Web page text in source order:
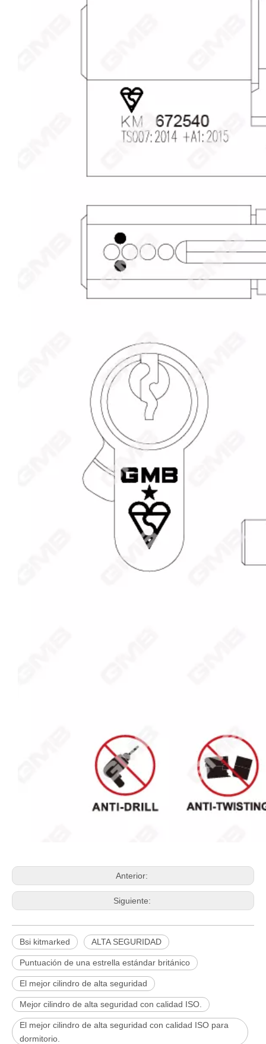
Anterior:
Siguiente:
Bsi kitmarked ALTA SEGURIDAD
Puntuación de una estrella estándar británico
El mejor cilindro de alta seguridad
Mejor cilindro de alta seguridad con calidad ISO.
El mejor cilindro de alta seguridad con calidad ISO para
dormitorio.